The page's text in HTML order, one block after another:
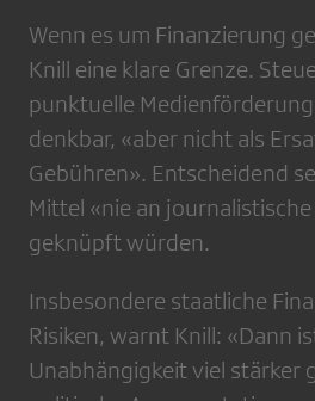
Wenn es um Finanzierung
Knill eine klare Grenze.
punktuelle
denkbar, «aber nicht als
Gebühren». Entscheidend
Mittel «nie an
geknüpft würden.
Insbesondere staatliche
Risiken, warnt Knill: «Dann
Unabhängigkeit viel stärker